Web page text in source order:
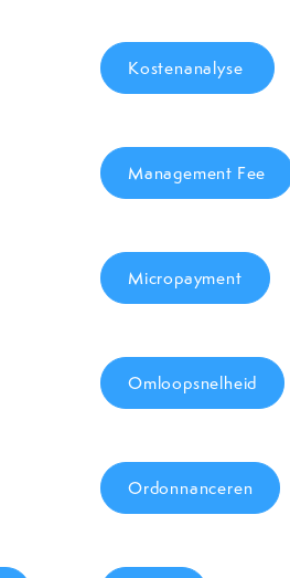
Kostenanalyse
Management Fee
Micropayment
Omloopsnelheid
Ordonnanceren